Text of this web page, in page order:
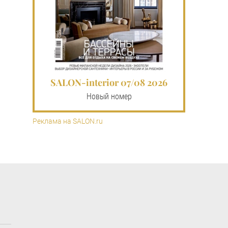
SALON-interior 07/08 2026
Новый номер
Реклама на SALON.ru